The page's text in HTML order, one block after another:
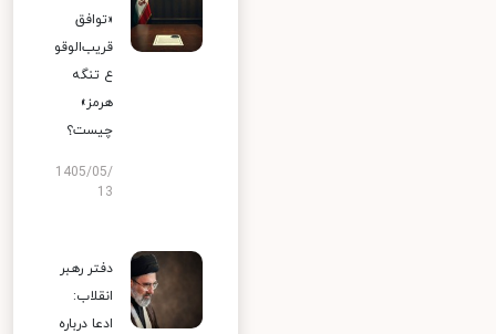
«توافق
قریب‌الوقو
ع تنگه
هرمز»
چیست؟
1405/05/
13
دفتر رهبر
انقلاب:
ادعا درباره